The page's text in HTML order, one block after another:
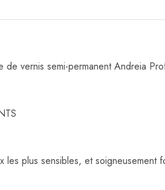
de vernis semi-permanent Andreia
plus sensibles, et